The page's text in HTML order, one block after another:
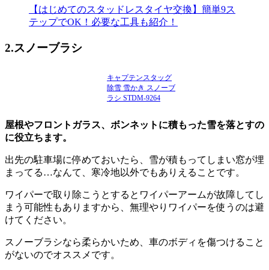
【はじめてのスタッドレスタイヤ交換】簡単9ス
テップでOK！必要な工具も紹介！
2.スノーブラシ
キャプテンスタッグ
除雪 雪かき スノーブ
ラシ STDM-9264
屋根やフロントガラス、ボンネットに積もった雪を落とすの
に役立ちます。
出先の駐車場に停めておいたら、雪が積もってしまい窓が埋
まってる…なんて、寒冷地以外でもありえることです。
ワイパーで取り除こうとするとワイパーアームが故障してし
まう可能性もありますから、無理やりワイパーを使うのは避
けてください。
スノーブラシなら柔らかいため、車のボディを傷つけること
がないのでオススメです。